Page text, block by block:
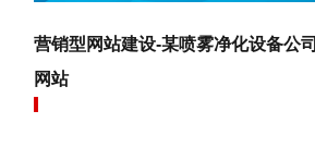
营销型网站建设-某喷雾净化设备公司
网站